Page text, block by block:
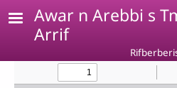
Skip to main content
Awar n Arebbi s
Arrif